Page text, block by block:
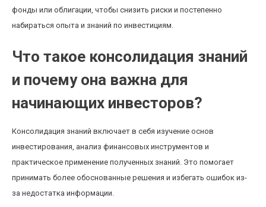
фонды или облигации, чтобы снизить риски и постепенно
набираться опыта и знаний по инвестициям.
Что такое консолидация знаний
и почему она важна для
начинающих инвесторов?
Консолидация знаний включает в себя изучение основ
инвестирования, анализ финансовых инструментов и
практическое применение полученных знаний. Это помогает
принимать более обоснованные решения и избегать ошибок из-
за недостатка информации.